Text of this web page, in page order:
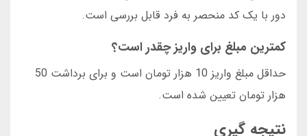
دور با یک کد منحصر به فرد قابل بررسی است.
کمترین مبلغ برای واریز چقدر است؟
حداقل مبلغ واریز 10 هزار تومان است و برای برداشت 50
هزار تومان تعیین شده است.
نتیجه گیری